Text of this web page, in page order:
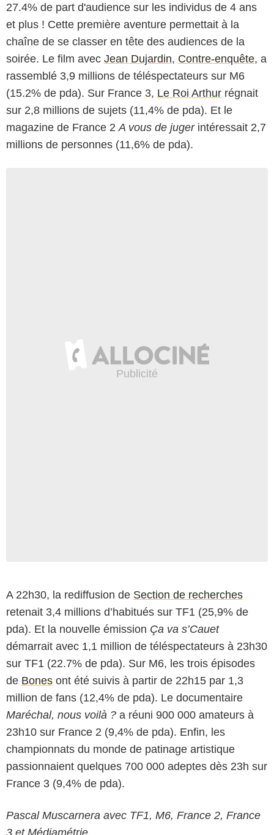
27.4% de part d'audience sur les individus de 4 ans
et plus ! Cette première aventure permettait à la
chaîne de se classer en tête des audiences de la
soirée. Le film avec Jean Dujardin, Contre-enquête, a
rassemblé 3,9 millions de téléspectateurs sur M6
(15.2% de pda). Sur France 3, Le Roi Arthur régnait
sur 2,8 millions de sujets (11,4% de pda). Et le
magazine de France 2 A vous de juger intéressait 2,7
millions de personnes (11,6% de pda).
A 22h30, la rediffusion de Section de recherches
retenait 3,4 millions d’habitués sur TF1 (25,9% de
pda). Et la nouvelle émission Ça va s’Cauet
démarrait avec 1,1 million de téléspectateurs à 23h30
sur TF1 (22.7% de pda). Sur M6, les trois épisodes
de Bones ont été suivis à partir de 22h15 par 1,3
million de fans (12,4% de pda). Le documentaire
Maréchal, nous voilà ? a réuni 900 000 amateurs à
23h10 sur France 2 (9,4% de pda). Enfin, les
championnats du monde de patinage artistique
passionnaient quelques 700 000 adeptes dès 23h sur
France 3 (9,4% de pda).
Pascal Muscarnera avec TF1, M6, France 2, France
3 et Médiamétrie